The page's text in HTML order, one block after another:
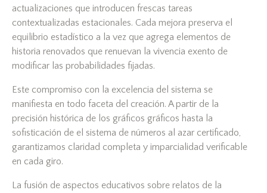
actualizaciones que introducen frescas tareas
contextualizadas estacionales. Cada mejora preserva el
equilibrio estadístico a la vez que agrega elementos de
historia renovados que renuevan la vivencia exento de
modificar las probabilidades fijadas.
Este compromiso con la excelencia del sistema se
manifiesta en todo faceta del creación. A partir de la
precisión histórica de los gráficos gráficos hasta la
sofisticación de el sistema de números al azar certificado,
garantizamos claridad completa y imparcialidad verificable
en cada giro.
La fusión de aspectos educativos sobre relatos de la